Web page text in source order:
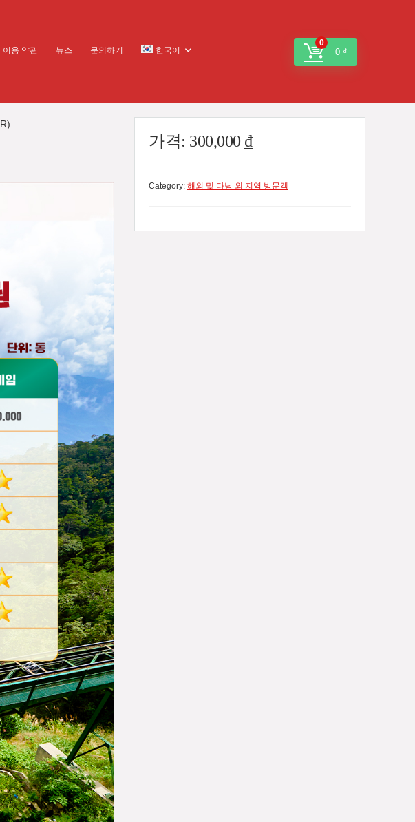
이용 약관 뉴스 문의하기 한국어
0
0 ₫
가격: 300,000 ₫
Category: 해외 및 다낭 외 지역 방문객